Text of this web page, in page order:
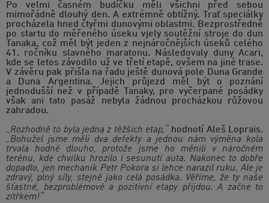
Po velmi časném budíčku měli všichni před sebou
mimořádně dlouhý den. A extrémně obtížný. Trať speciálky
procházela hned čtyřmi dunovými oblastmi. Bezprostředně
po startu do měřeného úseku vjely soutěžní stroje do dun
Tanaka, což měl být jeden z nejnáročnějších úseků celého
41. ročníku slavného maratonu. Následovaly duny Acari,
kde se letos závodilo už ve třetí etapě, ovšem na jiné trase.
V závěru pak přišla na řadu ještě dunová pole Duna Grande
a Duna Argentina. Jejich průjezd měl být o poznání
jednodušší než v případě Tanaky, pro vyčerpané posádky
však ani tato pasáž nebyla žádnou procházkou růžovou
zahradou.
„Rozhodně to byla jedna z těžších etap,“ hodnotí Aleš Loprais.
„Bohužel jsme měli dva defekty a jednou nám výměna kola
trvala hodně dlouho, protože jsme ho měnili v náročném
terénu, kde chvilku hrozilo i sesunutí auta. Nakonec to dobře
dopadlo, jen mechanik Petr Pokora si lehce narazil ruku. Ale je
zdravý, plný síly, stejně jako celá posádka. Věříme, že ty naše
šťastné, bezproblémové a pozitivní etapy přijdou. A začne to
zítřkem!“